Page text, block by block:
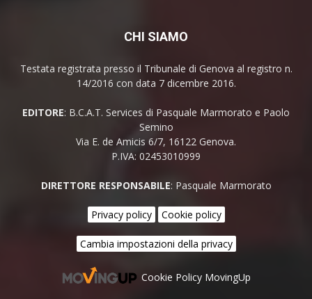
CHI SIAMO
Testata registrata presso il Tribunale di Genova al registro n.
14/2016 con data 7 dicembre 2016.
EDITORE: B.C.A.T. Services di Pasquale Marmorato e Paolo
Semino
Via E. de Amicis 6/7, 16122 Genova.
P.IVA: 02453010999
DIRETTORE RESPONSABILE: Pasquale Marmorato
Privacy policy Cookie policy
Cambia impostazioni della privacy
Cookie Policy MovingUp